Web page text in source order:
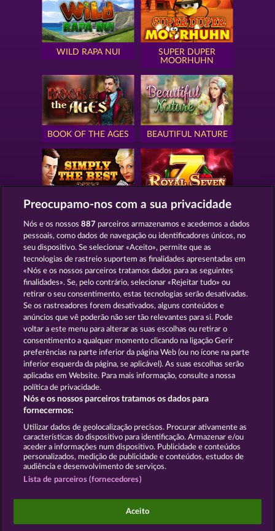
WILD RAPA NUI
SUPER DUPER
MOORHUHN
BOOK OF THE AGES BEAUTIFUL NATURE
SIMPLY THE BEST ROYAL SEVEN
GOLDEN EI OF
MOORHUHN
FOREVER
DIAMONDS
Mostrar todos os jogos
Termos e Condições
Declaração de Privacidade Marca
Empresa Perguntas frequentes Facebook
Enviar pedido de rescisão
Os jogos do Casino social destinam-se apenas a fins
de entretenimento e não têm qualquer influência
Preocupamo-nos com a sua privacidade
Nós e os nossos887 parceiros armazenamos e acedemos a dados
pessoais, como dados de navegação ou identificadores únicos, no
seu dispositivo. Se selecionar «Aceito», permite que as
tecnologias de rastreio suportem as finalidades apresentadas em
«Nós e os nossos parceiros tratamos dados para as seguintes
finalidades». Se, pelo contrário, selecionar «Rejeitar tudo» ou
retirar o seu consentimento, estas tecnologias serão desativadas.
Se os rastreadores forem desativados, alguns conteúdos e
anúncios que vê poderão não ser tão relevantes para si. Pode
voltar a este menu para alterar as suas escolhas ou retirar o
consentimento a qualquer momento clicando na ligação Gerir
preferências na parte inferior da página Web (ou no ícone na parte
inferior esquerda da página, se aplicável). As suas escolhas serão
aplicadas em Website. Para mais informação, consulte a nossa
política de privacidade.
Nós e os nossos parceiros tratamos os dados para
fornecermos:
Utilizar dados de geolocalização precisos. Procurar ativamente as
características do dispositivo para identificação. Armazenar e/ou
aceder a informações num dispositivo. Publicidade e conteúdos
personalizados, medição de publicidade e conteúdos, estudos de
audiência e desenvolvimento de serviços.
Lista de parceiros (fornecedores)
Aceito